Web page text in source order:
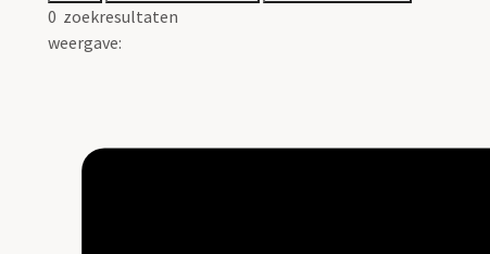
0 zoekresultaten
weergave: